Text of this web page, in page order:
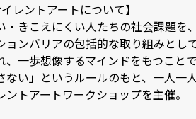
イレントアートについて】
・きこえにくい人たちの社会課題
ョンバリアの包括的な取り組みと
、一歩想像するマインドをもつこと
ない」というルールのもと、一人
ントアートワークショップを主催。